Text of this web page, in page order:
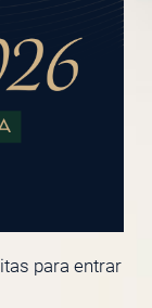
para entrar